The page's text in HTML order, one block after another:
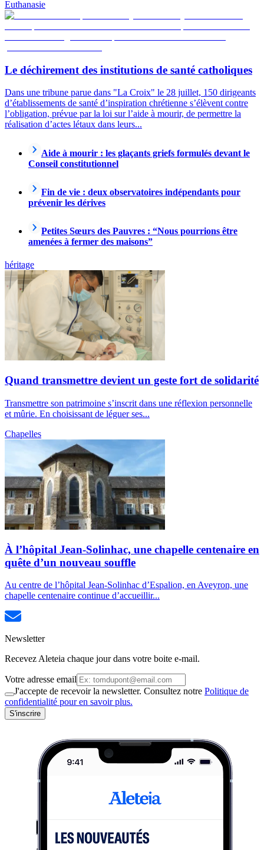
Euthanasie
Le déchirement des institutions de santé catholiques
Dans une tribune parue dans "La Croix" le 28 juillet, 150 dirigeants
d’établissements de santé d’inspiration chrétienne s’élèvent contre
l’obligation, prévue par la loi sur l’aide à mourir, de permettre la
réalisation d’actes létaux dans leurs...
Aide à mourir : les glaçants griefs formulés devant le
Conseil constitutionnel
Fin de vie : deux observatoires indépendants pour
prévenir les dérives
Petites Sœurs des Pauvres : “Nous pourrions être
amenées à fermer des maisons”
héritage
Quand transmettre devient un geste fort de solidarité
Transmettre son patrimoine s’inscrit dans une réflexion personnelle
et mûrie. En choisissant de léguer ses...
Chapelles
À l’hôpital Jean-Solinhac, une chapelle centenaire en
quête d’un nouveau souffle
Au centre de l’hôpital Jean-Solinhac d’Espalion, en Aveyron, une
chapelle centenaire continue d’accueillir...
Newsletter
Recevez Aleteia chaque jour dans votre boite e-mail.
Votre adresse email
J'accepte de recevoir la newsletter. Consultez notre Politique de
confidentialité pour en savoir plus.
S'inscrire